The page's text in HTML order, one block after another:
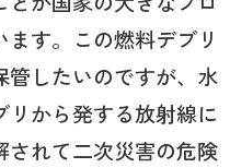
す。この燃料デブリ
管したいのですが、水
から発する放射線に
されて二次災害の危険